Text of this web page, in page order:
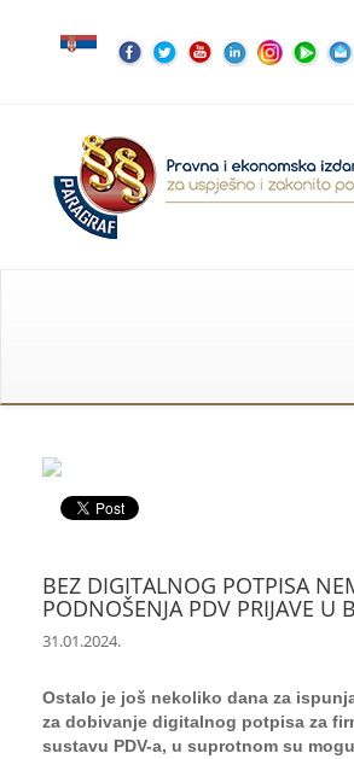
BEZ DIGITALNOG POTPISA
PODNOŠENJA PDV PRIJAVE U
31.01.2024.
Ostalo je još nekoliko dana za
za dobivanje digitalnog potpisa za
sustavu PDV-a, u suprotnom su